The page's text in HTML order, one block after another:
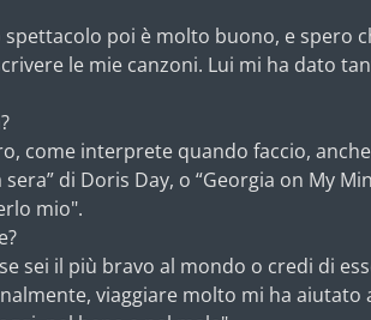
poi è molto buono, e spero
le mie canzoni. Lui mi ha dato
come interprete quando faccio,
di Doris Day, o “Georgia on My
mio".
sei il più bravo al mondo o credi di
viaggiare molto mi ha aiutato